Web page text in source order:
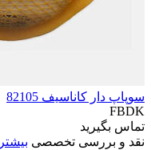
سوپاپ دار کاناسیف 82105
FBDK
تماس بگیرید
نقد و بررسی تخصصی بیشتر